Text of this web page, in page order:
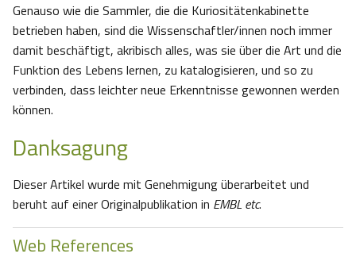
Genauso wie die Sammler, die die Kuriositätenkabinette
betrieben haben, sind die Wissenschaftler/innen noch immer
damit beschäftigt, akribisch alles, was sie über die Art und die
Funktion des Lebens lernen, zu katalogisieren, und so zu
verbinden, dass leichter neue Erkenntnisse gewonnen werden
können.
Danksagung
Dieser Artikel wurde mit Genehmigung überarbeitet und
beruht auf einer Originalpublikation in EMBL etc.
Web References